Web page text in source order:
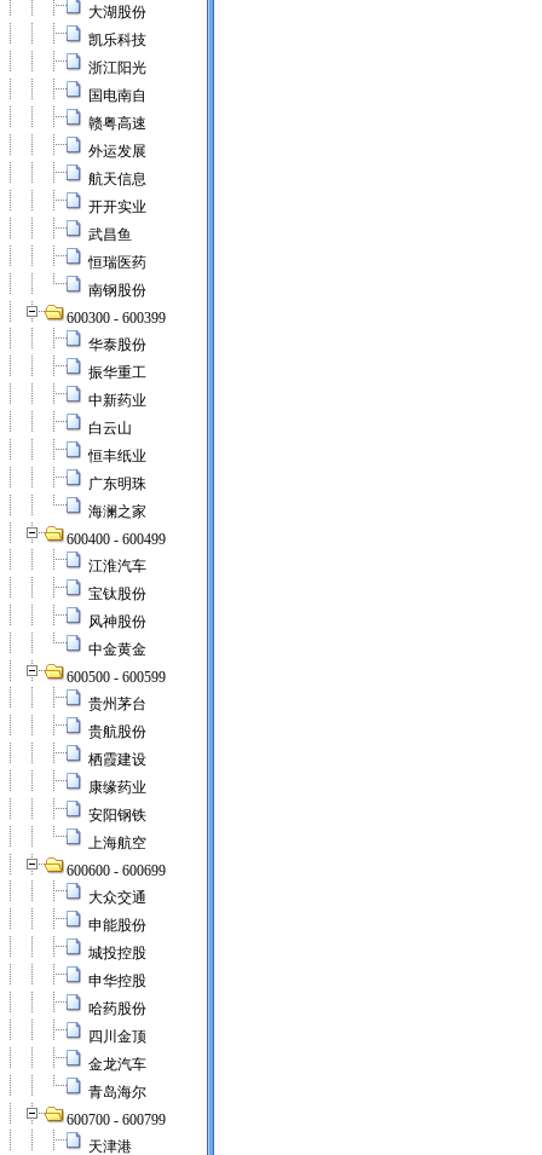
大湖股份
凯乐科技
浙江阳光
国电南自
赣粤高速
外运发展
航天信息
开开实业
武昌鱼
恒瑞医药
南钢股份
600300 - 600399
华泰股份
振华重工
中新药业
白云山
恒丰纸业
广东明珠
海澜之家
600400 - 600499
江淮汽车
宝钛股份
风神股份
中金黄金
600500 - 600599
贵州茅台
贵航股份
栖霞建设
康缘药业
安阳钢铁
上海航空
600600 - 600699
大众交通
申能股份
城投控股
申华控股
哈药股份
四川金顶
金龙汽车
青岛海尔
600700 - 600799
天津港